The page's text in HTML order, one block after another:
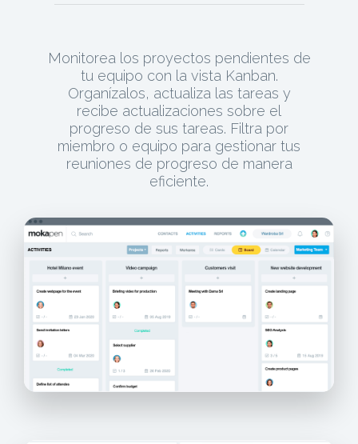
Monitorea los proyectos pendientes de
tu equipo con la vista Kanban.
Organízalos, actualiza las tareas y
recibe actualizaciones sobre el
progreso de sus tareas. Filtra por
miembro o equipo para gestionar tus
reuniones de progreso de manera
eficiente.